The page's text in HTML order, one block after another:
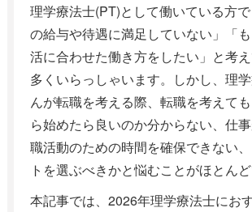
理学療法士(PT)として働いている方
の給与や待遇に満足していない」「
活に合わせた働き方をしたい」と考
多くいらっしゃいます。しかし、理
んが転職を考える際、転職を考えて
ら始めたら良いのか分からない、仕
職活動のための時間を確保できない
トを選ぶべきかと悩むことがほとんど
本記事では、2026年理学療法士にお